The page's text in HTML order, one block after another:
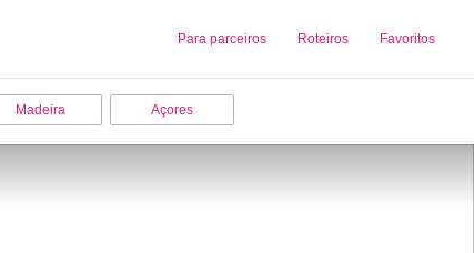
Para parceiros Roteiros Favoritos
Sobre nós Adicionar uma Empresa
Madeira Açores